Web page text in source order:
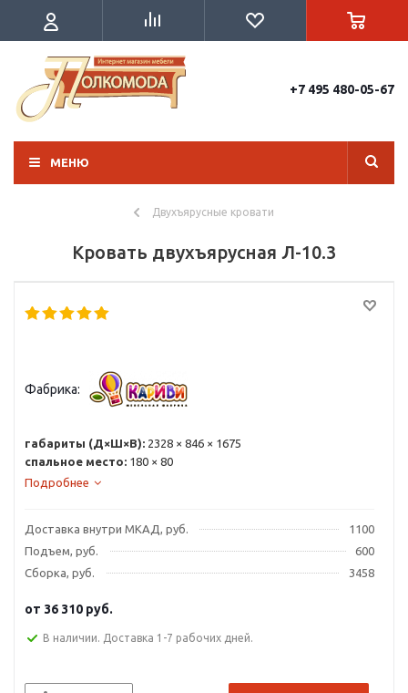
+7 495 480-05-67
МЕНЮ
Двухъярусные кровати
Кровать двухъярусная Л-10.3
Фабрика:
габариты (Д×Ш×В): 2328 × 846 × 1675
спальное место: 180 × 80
Подробнее
Доставка внутри МКАД, руб.
1100
Подъем, руб.
600
Сборка, руб.
3458
от 36 310 руб.
В наличии. Доставка 1-7 рабочих дней.